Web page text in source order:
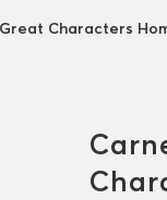
Characters